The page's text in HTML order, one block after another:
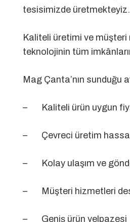
tesisimizde üretmekteyiz.
Kaliteli üretimi ve
teknolojinin tüm
Mag Çanta’nın sunduğu
– Kaliteli ürün uygun
– Çevreci üretim
– Kolay ulaşım ve
– Müşteri hizmetleri
– Geniş ürün yelpazesi